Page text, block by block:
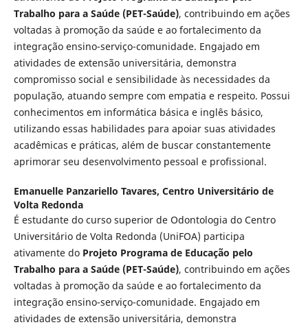
Trabalho para a Saúde (PET-Saúde), contribuindo em ações
voltadas à promoção da saúde e ao fortalecimento da
integração ensino-serviço-comunidade. Engajado em
atividades de extensão universitária, demonstra
compromisso social e sensibilidade às necessidades da
população, atuando sempre com empatia e respeito. Possui
conhecimentos em informática básica e inglês básico,
utilizando essas habilidades para apoiar suas atividades
acadêmicas e práticas, além de buscar constantemente
aprimorar seu desenvolvimento pessoal e profissional.
Emanuelle Panzariello Tavares, Centro Universitário de
Volta Redonda
É estudante do curso superior de Odontologia do Centro
Universitário de Volta Redonda (UniFOA) participa
ativamente do Projeto Programa de Educação pelo
Trabalho para a Saúde (PET-Saúde), contribuindo em ações
voltadas à promoção da saúde e ao fortalecimento da
integração ensino-serviço-comunidade. Engajado em
atividades de extensão universitária, demonstra